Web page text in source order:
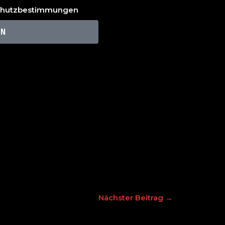
Nächster Beitrag →